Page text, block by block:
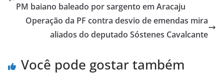
PM baiano baleado por sargento em Aracaju
Operação da PF contra desvio de emendas mira
aliados do deputado Sóstenes Cavalcante
Você pode gostar também